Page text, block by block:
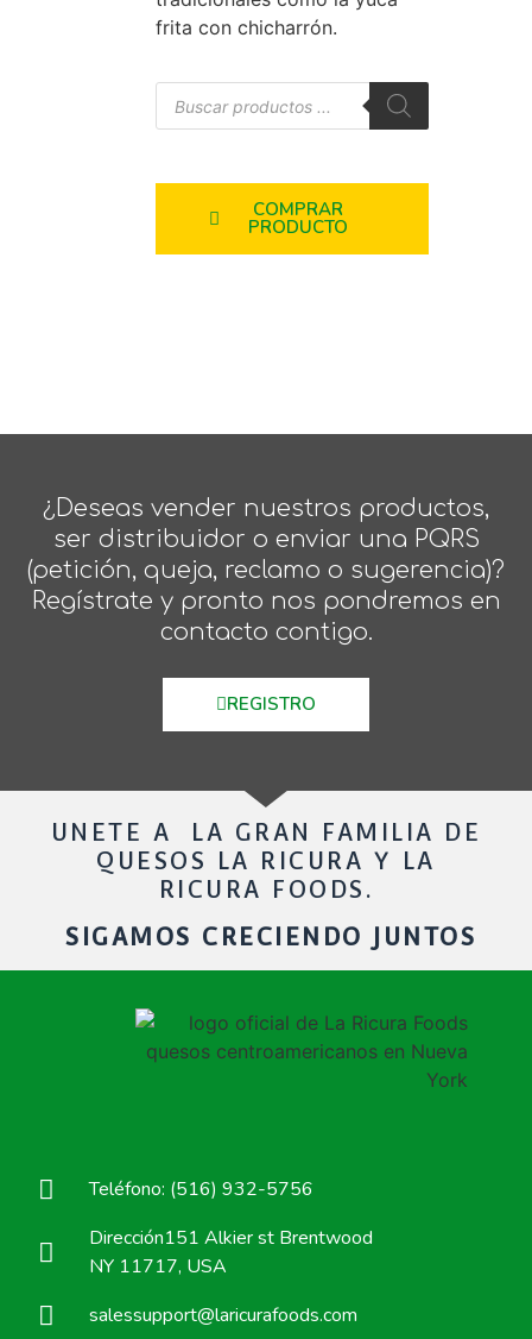
frita con chicharrón.
COMPRAR
PRODUCTO
¿Deseas vender nuestros productos,
ser distribuidor o enviar una PQRS
(petición, queja, reclamo o sugerencia)?
Regístrate y pronto nos pondremos en
contacto contigo.
REGISTRO
UNETE A LA GRAN FAMILIA DE
QUESOS LA RICURA Y LA
RICURA FOODS.
SIGAMOS CRECIENDO JUNTOS
Teléfono: (516) 932-5756
Dirección151 Alkier st Brentwood
NY 11717, USA
salessupport@laricurafoods.com